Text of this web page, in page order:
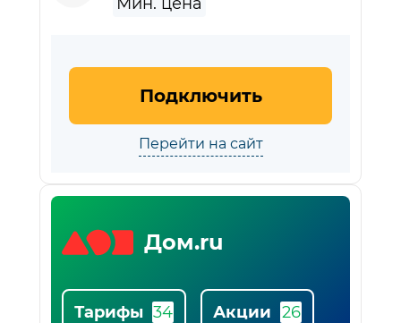
Дом.ru
Тарифы Акции
Подключить
Перейти на сайт